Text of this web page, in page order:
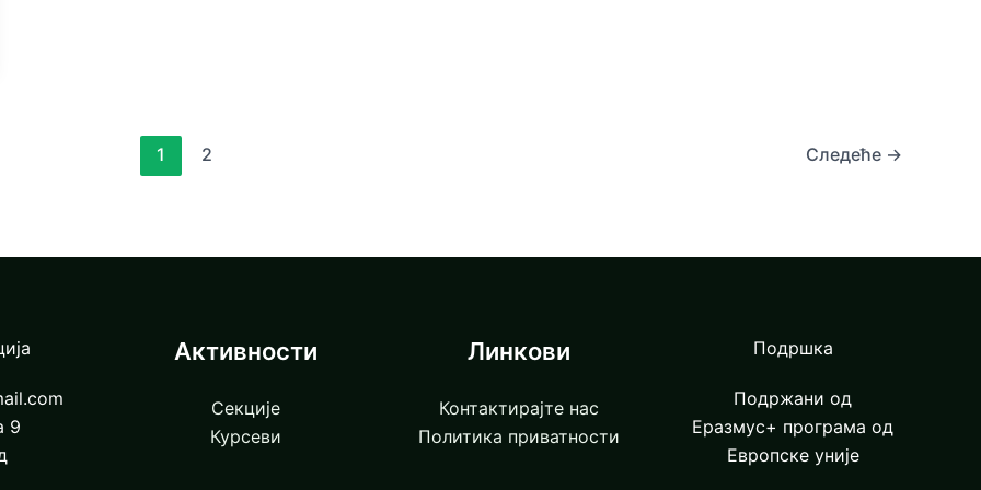
1 2 Следеће →
9
Активности
Секције
Курсеви
Линкови
Контактирајте нас
Политика приватности
Подршка
Подржани од
Еразмус+ програма од
Европске уније